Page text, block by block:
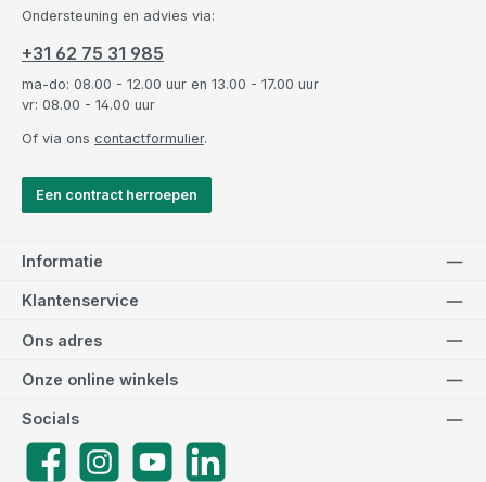
Ondersteuning en advies via:
+31 62 75 31 985
ma-do: 08.00 - 12.00 uur en 13.00 - 17.00 uur
vr: 08.00 - 14.00 uur
Of via ons contactformulier.
Een contract herroepen
Informatie
Klantenservice
Ons adres
Socials
FacebookInstagramYouTube
Onze online winkels